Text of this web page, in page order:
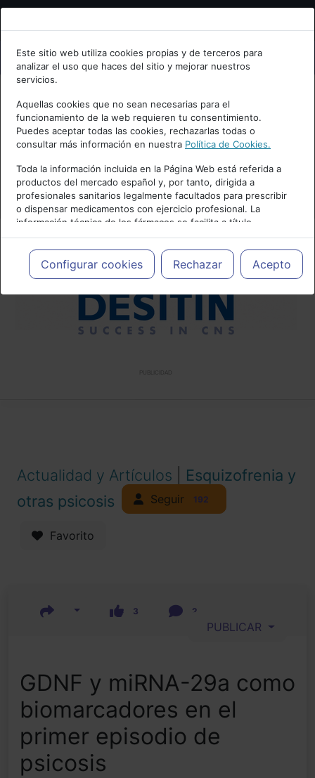
Bienvenid@ a psiquiatria.com
Escribe tu Email
Accede o regístrate con tu email.
Cancelar
Este sitio web utiliza cookies propias y de terceros para
analizar el uso que haces del sitio y mejorar nuestros
servicios.
Aquellas cookies que no sean necesarias para el
funcionamiento de la web requieren tu consentimiento.
Puedes aceptar todas las cookies, rechazarlas todas o
consultar más información en nuestra Política de Cookies.
Toda la información incluida en la Página Web está referida a
productos del mercado español y, por tanto, dirigida a
profesionales sanitarios legalmente facultados para prescribir
o dispensar medicamentos con ejercicio profesional. La
información técnica de los fármacos se facilita a título
meramente informativo, siendo responsabilidad de los
profesionales facultados prescribir medicamentos y decidir, en
cada caso concreto, el tratamiento más adecuado a las
necesidades del paciente.
Configurar cookies Rechazar Acepto
Actualidad y Artículos
Esquizofrenia y
otras psicosis
Seguir 192
Favorito
3 2
PUBLICAR
GDNF y miRNA-29a como
biomarcadores en el
primer episodio de
psicosis